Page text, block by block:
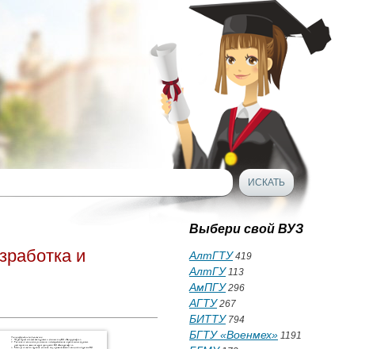
и
Выбери свой ВУЗ
АлтГТУ419
АлтГУ113
АмПГУ296
АГТУ267
БИТТУ794
БГТУ «Военмех» 1191